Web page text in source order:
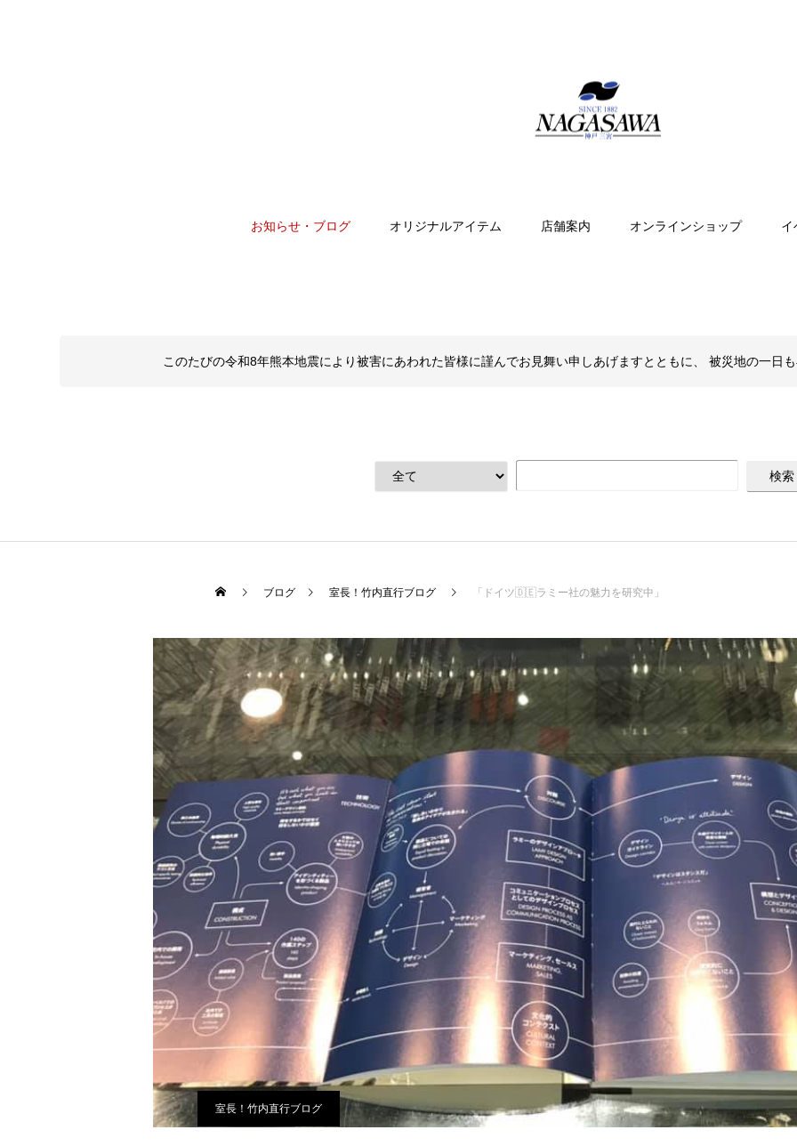
お知らせ・ブログ オリジナルアイテム 店舗案内 オンラインショップ イ
このたびの令和8年熊本地震により被害にあわれた皆様に謹んでお見舞い申しあげますとともに、 被災地の一日
ブログ 室長！竹内直行ブログ 「ドイツ🇩🇪ラミー社の魅力を研究中」
室長！竹内直行ブログ